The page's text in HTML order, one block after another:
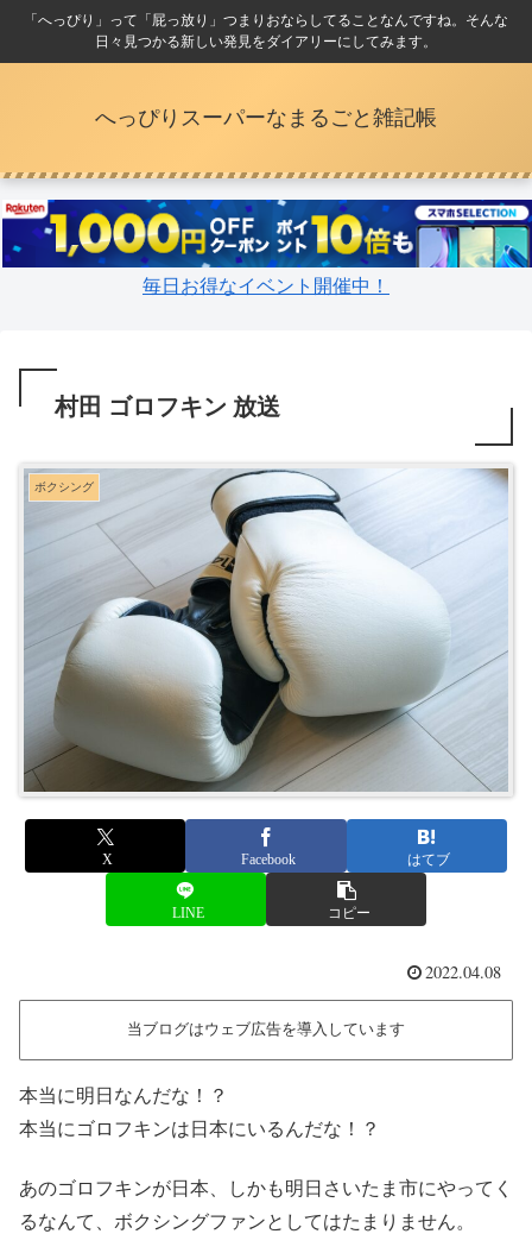
「へっぴり」って「屁っ放り」つまりおならしてることなんですね。そんな
日々見つかる新しい発見をダイアリーにしてみます。
へっぴりスーパーなまるごと雑記帳
毎日お得なイベント開催中！
村田 ゴロフキン 放送
ボクシング
X Facebook はてブ
LINE コピー
2022.04.08
当ブログはウェブ広告を導入しています
本当に明日なんだな！？
本当にゴロフキンは日本にいるんだな！？
あのゴロフキンが日本、しかも明日さいたま市にやってく
るなんて、ボクシングファンとしてはたまりません。